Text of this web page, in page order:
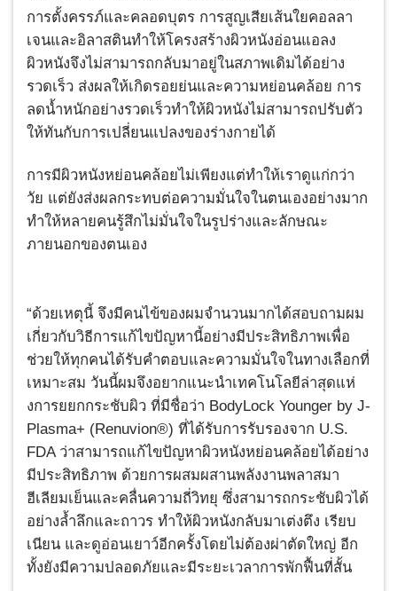
การตั้งครรภ์และคลอดบุตร การสูญเสียเส้นใยคอลลา
เจนและอิลาสตินทำให้โครงสร้างผิวหนังอ่อนแอลง
ผิวหนังจึงไม่สามารถกลับมาอยู่ในสภาพเดิมได้อย่าง
รวดเร็ว ส่งผลให้เกิดรอยย่นและความหย่อนคล้อย การ
ลดน้ำหนักอย่างรวดเร็วทำให้ผิวหนังไม่สามารถปรับตัว
ให้ทันกับการเปลี่ยนแปลงของร่างกายได้
การมีผิวหนังหย่อนคล้อยไม่เพียงแต่ทำให้เราดูแก่กว่า
วัย แต่ยังส่งผลกระทบต่อความมั่นใจในตนเองอย่างมาก
ทำให้หลายคนรู้สึกไม่มั่นใจในรูปร่างและลักษณะ
ภายนอกของตนเอง
“ด้วยเหตุนี้ จึงมีคนไข้ของผมจำนวนมากได้สอบถามผม
เกี่ยวกับวิธีการแก้ไขปัญหานี้อย่างมีประสิทธิภาพเพื่อ
ช่วยให้ทุกคนได้รับคำตอบและความมั่นใจในทางเลือกที่
เหมาะสม วันนี้ผมจึงอยากแนะนำเทคโนโลยีล่าสุดแห่
งการยยกกระชับผิว ที่มีชื่อว่า BodyLock Younger by J-
Plasma+ (Renuvion®) ที่ได้รับการรับรองจาก U.S.
FDA ว่าสามารถแก้ไขปัญหาผิวหนังหย่อนคล้อยได้อย่าง
มีประสิทธิภาพ ด้วยการผสมผสานพลังงานพลาสมา
ฮีเลียมเย็นและคลื่นความถี่วิทยุ ซึ่งสามารถกระชับผิวได้
อย่างล้ำลึกและถาวร ทำให้ผิวหนังกลับมาเต่งตึง เรียบ
เนียน และดูอ่อนเยาว์อีกครั้งโดยไม่ต้องผ่าตัดใหญ่ อีก
ทั้งยังมีความปลอดภัยและมีระยะเวลาการพักฟื้นที่สั้น